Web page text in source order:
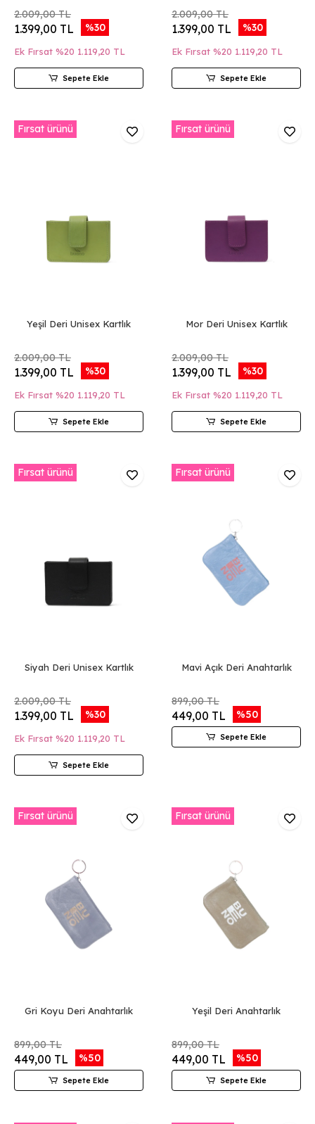
2.009,00 TL
1.399,00 TL %30
Ek Fırsat %20 1.119,20 TL
Sepete Ekle
2.009,00 TL
1.399,00 TL %30
Ek Fırsat %20 1.119,20 TL
Sepete Ekle
Fırsat ürünü
Yeşil Deri Unisex Kartlık
2.009,00 TL
1.399,00 TL %30
Ek Fırsat %20 1.119,20 TL
Sepete Ekle
Fırsat ürünü
Mor Deri Unisex Kartlık
2.009,00 TL
1.399,00 TL %30
Ek Fırsat %20 1.119,20 TL
Sepete Ekle
Fırsat ürünü
Siyah Deri Unisex Kartlık
2.009,00 TL
1.399,00 TL %30
Ek Fırsat %20 1.119,20 TL
Sepete Ekle
Fırsat ürünü
Mavi Açık Deri Anahtarlık
899,00 TL
449,00 TL %50
Sepete Ekle
Fırsat ürünü
Gri Koyu Deri Anahtarlık
899,00 TL
449,00 TL %50
Sepete Ekle
Fırsat ürünü
Yeşil Deri Anahtarlık
899,00 TL
449,00 TL %50
Sepete Ekle